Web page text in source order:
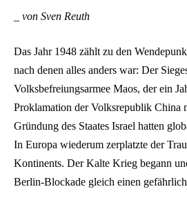
von Sven Reuth
Das Jahr 1948 zählt zu den
nach denen alles anders war: Der
Volksbefreiungsarmee Maos, der ein
Proklamation der Volksrepublik China
Gründung des Staates Israel hatten
In Europa wiederum zerplatzte der
Kontinents. Der Kalte Krieg begann
Berlin-Blockade gleich einen